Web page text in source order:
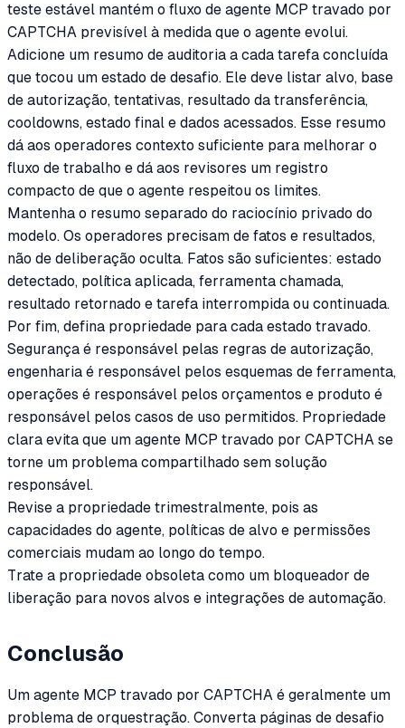
teste estável mantém o fluxo de agente MCP travado por
CAPTCHA previsível à medida que o agente evolui.
Adicione um resumo de auditoria a cada tarefa concluída
que tocou um estado de desafio. Ele deve listar alvo, base
de autorização, tentativas, resultado da transferência,
cooldowns, estado final e dados acessados. Esse resumo
dá aos operadores contexto suficiente para melhorar o
fluxo de trabalho e dá aos revisores um registro
compacto de que o agente respeitou os limites.
Mantenha o resumo separado do raciocínio privado do
modelo. Os operadores precisam de fatos e resultados,
não de deliberação oculta. Fatos são suficientes: estado
detectado, política aplicada, ferramenta chamada,
resultado retornado e tarefa interrompida ou continuada.
Por fim, defina propriedade para cada estado travado.
Segurança é responsável pelas regras de autorização,
engenharia é responsável pelos esquemas de ferramenta,
operações é responsável pelos orçamentos e produto é
responsável pelos casos de uso permitidos. Propriedade
clara evita que um agente MCP travado por CAPTCHA se
torne um problema compartilhado sem solução
responsável.
Revise a propriedade trimestralmente, pois as
capacidades do agente, políticas de alvo e permissões
comerciais mudam ao longo do tempo.
Trate a propriedade obsoleta como um bloqueador de
liberação para novos alvos e integrações de automação.
Conclusão
Um agente MCP travado por CAPTCHA é geralmente um
problema de orquestração. Converta páginas de desafio